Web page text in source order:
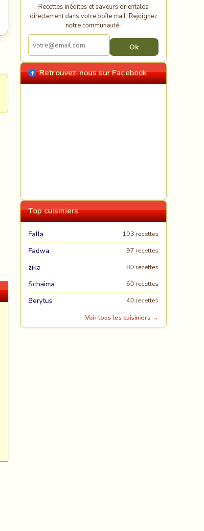
Recettes inédites et saveurs orientales
directement dans votre boîte mail. Rejoignez
notre communauté !
Retrouvez-nous sur Facebook
Top cuisiniers
Falla 103 recettes
Fadwa 97 recettes
zika 80 recettes
Schaima 60 recettes
Berytus
40 recettes
Voir tous les cuisiniers →